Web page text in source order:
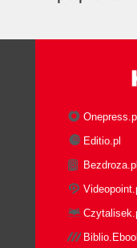
1.5.
Onepress.pl
Editio.pl
Bezdroza.pl